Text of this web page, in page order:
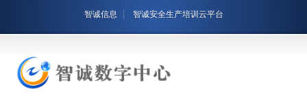
智诚信息 智诚安全生产培训云平台